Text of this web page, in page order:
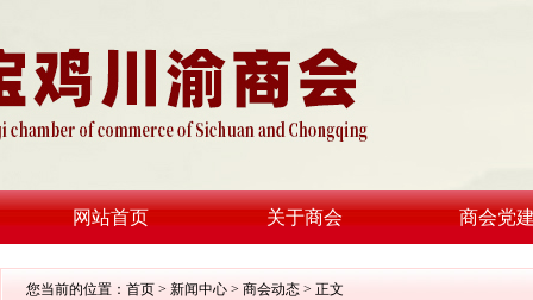
网站首页 关于商会 商会党
您当前的位置： 首页 > 新闻中心 > 商会动态 > 正文